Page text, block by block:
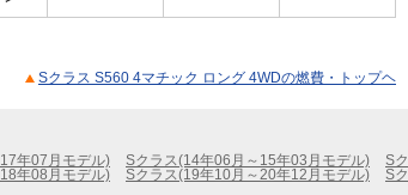
Sクラス S560 4マチック ロング 4WDの燃費・トップヘ
年07月モデル) Sクラス(14年06月～15年03月モデル)
S
年08月モデル) Sクラス(19年10月～20年12月モデル)
S